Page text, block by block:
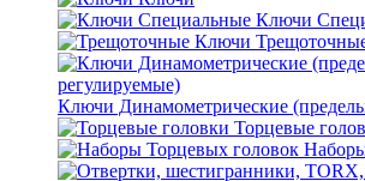
Ключи
Ключи Динамометрические
Торцевые